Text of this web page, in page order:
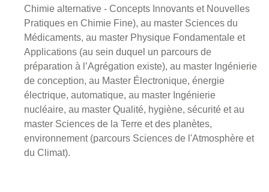
Chimie alternative - Concepts Innovants et Nouvelles
Pratiques en Chimie Fine), au master Sciences du
Médicaments, au master Physique Fondamentale et
Applications (au sein duquel un parcours de
préparation à l’Agrégation existe), au master Ingénierie
de conception, au Master Électronique, énergie
électrique, automatique, au master Ingénierie
nucléaire, au master Qualité, hygiène, sécurité et au
master Sciences de la Terre et des planètes,
environnement (parcours Sciences de l'Atmosphère et
du Climat).